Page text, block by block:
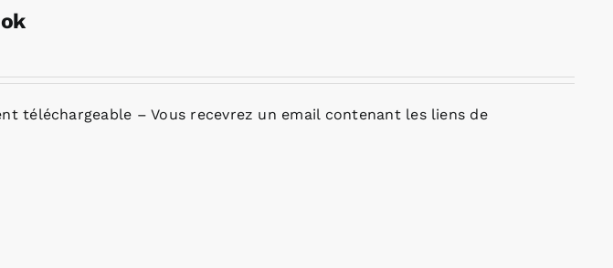
téléchargeable – Vous recevrez un email contenant les liens de